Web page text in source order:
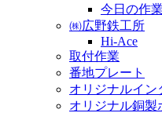
今日の作業
㈱広野鉄工所
Hi-Ace
取付作業
番地プレート
オリジナルイン
オリジナル銅製